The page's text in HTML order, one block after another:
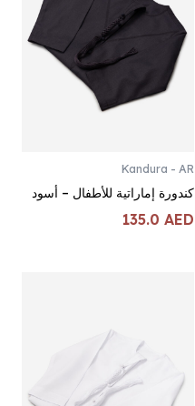
Kandura - AR
كندورة إماراتية للأطفال – أسود
135.0 AED